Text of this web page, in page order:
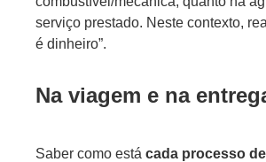
serviço prestado. Neste contexto,
é dinheiro”.
Na viagem e na
Saber como está cada processo